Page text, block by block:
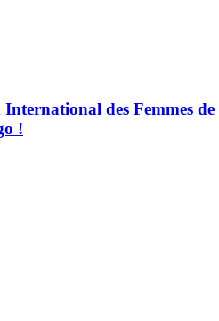
des Femmes de
!